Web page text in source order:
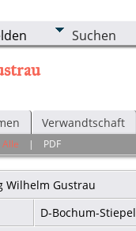
Suchen
Verwandtschaft
Alle | PDF
Wilhelm Gustrau
D-Bochum-Stiepel